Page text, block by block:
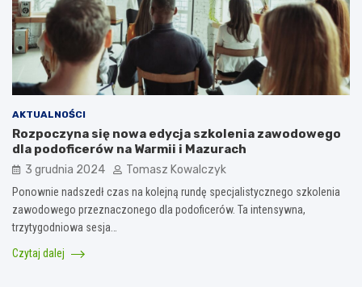
AKTUALNOŚCI
Rozpoczyna się nowa edycja szkolenia zawodowego
dla podoficerów na Warmii i Mazurach
3 grudnia 2024 Tomasz Kowalczyk
Ponownie nadszedł czas na kolejną rundę specjalistycznego szkolenia
zawodowego przeznaczonego dla podoficerów. Ta intensywna,
trzytygodniowa sesja…
Czytaj dalej